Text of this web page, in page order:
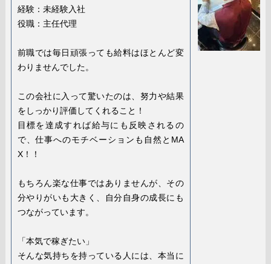
経験：未経験入社
役職：主任代理
前職では毎日頑張っても給料はほとんど変
わりませんでした。
この会社に入って驚いたのは、努力や結果
をしっかり評価してくれること！
目標を達成すれば給与にも反映されるの
で、仕事へのモチベーションも自然とMA
X！！
もちろん楽な仕事ではありませんが、その
分やりがいも大きく、自分自身の成長にも
つながっています。
「本気で稼ぎたい」
そんな気持ちを持っている人には、本当に